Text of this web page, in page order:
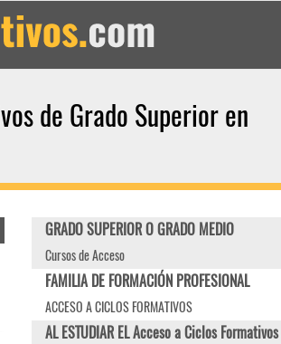
de Grado Superior en
GRADO SUPERIOR O GRADO MEDIO
Cursos de Acceso
FAMILIA DE FORMACIÓN PROFESIONAL
ACCESO A CICLOS FORMATIVOS
AL ESTUDIAR EL Acceso a Ciclos